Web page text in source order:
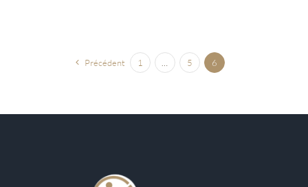
Précédent 1 5 6